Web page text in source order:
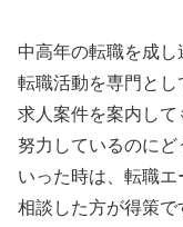
中高年の転職を成
転職活動を専門とし
求人案件を案内して
努力しているのに
いった時は、転職
相談した方が得策